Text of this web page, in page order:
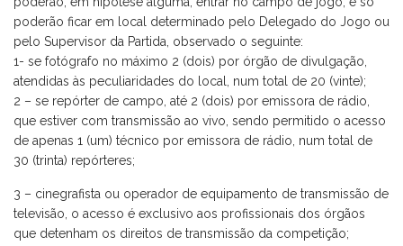
poderão ficar em local determinado pelo Delegado do Jogo ou
pelo Supervisor da Partida, observado o seguinte:
1- se fotógrafo no máximo 2 (dois) por órgão de divulgação,
atendidas às peculiaridades do local, num total de 20 (vinte);
2 – se repórter de campo, até 2 (dois) por emissora de rádio,
que estiver com transmissão ao vivo, sendo permitido o acesso
de apenas 1 (um) técnico por emissora de rádio, num total de
30 (trinta) repórteres;
3 – cinegrafista ou operador de equipamento de transmissão de
televisão, o acesso é exclusivo aos profissionais dos órgãos
que detenham os direitos de transmissão da competição;